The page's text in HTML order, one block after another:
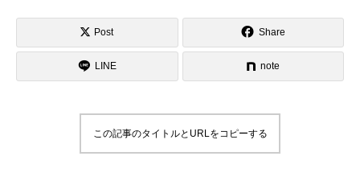
Post Share
LINE note
この記事のタイトルとURLをコピーする